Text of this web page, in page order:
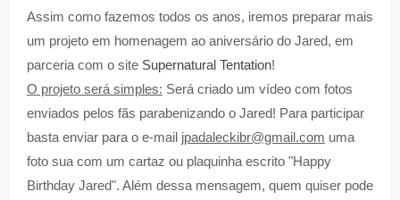
Assim como fazemos todos os anos, iremos preparar mais
um projeto em homenagem ao aniversário do Jared, em
parceria com o site Supernatural Tentation!
O projeto será simples: Será criado um vídeo com fotos
enviados pelos fãs parabenizando o Jared! Para participar
basta enviar para o e-mail jpadaleckibr@gmail.com uma
foto sua com um cartaz ou plaquinha escrito "Happy
Birthday Jared". Além dessa mensagem, quem quiser pode